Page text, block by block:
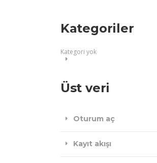
Kategoriler
Kategori yok
Üst veri
Oturum aç
Kayıt akışı